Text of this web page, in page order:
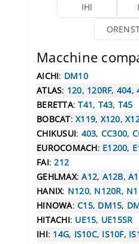
IHI
Macchine
AICHI: DM10
ATLAS: 120, 120RF, 404,
BERETTA:T41, T43, T45
BOBCAT: X119, X120,
CHIKUSUI: 403, CC300,
EUROCOMACH: E1200,
FAI:212
GEHLMAX:A12, A12B,
HANIX: N120, N120R,
HINOWA: C15, DM15,
HITACHI: UE15, UE15SR
IHI: 14G, IS10C, IS10F,